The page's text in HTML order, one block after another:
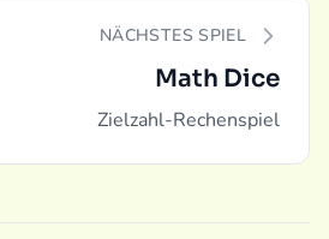
NÄCHSTES SPIEL
Math Dice
Zielzahl-Rechenspiel